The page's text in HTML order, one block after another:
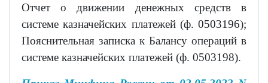
Отчет о движении денежных средств в
системе казначейских платежей (ф. 0503196);
Пояснительная записка к Балансу операций в
системе казначейских платежей (ф. 0503198).